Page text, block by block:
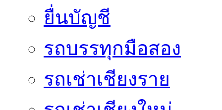
ยื่นบัญชี
รถบรรทุกมือสอง
รถเช่าเชียงราย